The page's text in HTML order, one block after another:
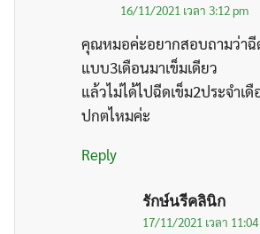
16/11/2021 เวลา 3:12 pm
คุณหมอค่ะอยากสอบถามว่าฉี
แบบ3เดือนมาเข็มเดียว
แล้วไม่ได้ไปฉีดเข็ม2ประจำเ
ปกตไหมค่ะ
Reply
รักษ์นรีคลินิก
17/11/2021 เวลา